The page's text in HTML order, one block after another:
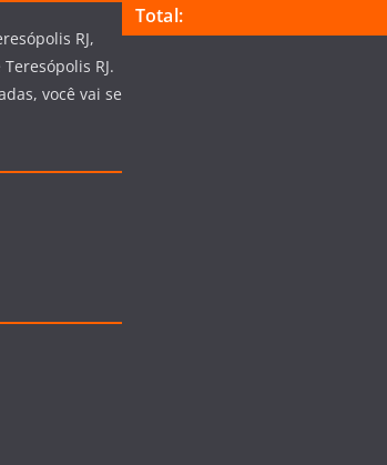
RJ,
RJ.
você vai se
Total: